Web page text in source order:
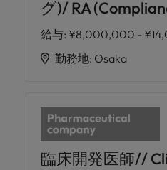
グ)/ RA
給与: ¥8,000,000 -
勤務地: Osaka
臨床開発医師//